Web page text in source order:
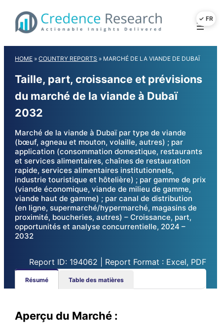
content
HOME »COUNTRY REPORTS » MARCHÉ DE LA VIANDE DE DUBAÏ
Taille, part, croissance et prévisions
du marché de la viande à Dubaï
2032
Marché de la viande à Dubaï par type de viande
(bœuf, agneau et mouton, volaille, autres) ; par
application (consommation domestique, restaurants
et services alimentaires, chaînes de restauration
rapide, services alimentaires institutionnels,
industrie touristique et hôtelière) ; par gamme de prix
(viande économique, viande de milieu de gamme,
viande haut de gamme) ; par canal de distribution
(en ligne, supermarché/hypermarché, magasins de
proximité, boucheries, autres) – Croissance, part,
opportunités et analyse concurrentielle, 2024 –
2032
Report ID: 194062 | Report Format : Excel, PDF
Résumé Table des matières
Aperçu du Marché :